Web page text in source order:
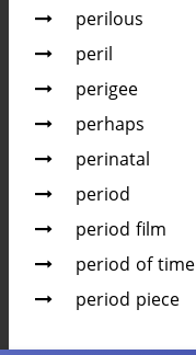
perilous
peril
perigee
perhaps
perinatal
period
period film
period of time
period piece